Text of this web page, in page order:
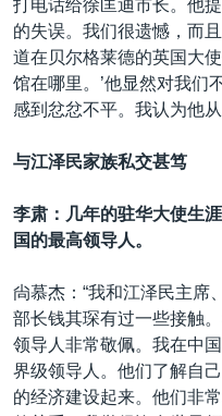
打电话给徐匡迪市长。他
的失误。我们很遗憾，而
道在贝尔格莱德的英国大
馆在哪里。’他显然对我们
感到忿忿不平。我认为他
与江泽民家族私交甚笃
李肃：几年的驻华大使生
国的最高领导人。
尙慕杰：“我和江泽民主席
部长钱其琛有过一些接触
领导人非常敬佩。我在中
界级领导人。他们了解自
的经济建设起来。他们非